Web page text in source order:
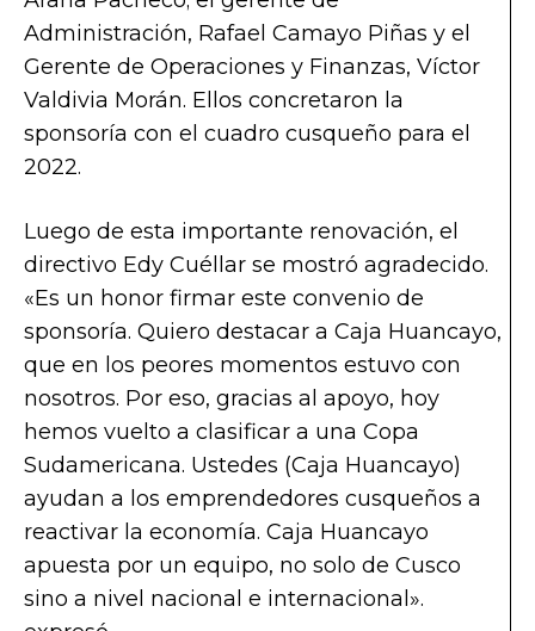
Administración, Rafael Camayo Piñas y el
Gerente de Operaciones y Finanzas, Víctor
Valdivia Morán. Ellos concretaron la
sponsoría con el cuadro cusqueño para el
2022.
Luego de esta importante renovación, el
directivo Edy Cuéllar se mostró agradecido.
«Es un honor firmar este convenio de
sponsoría. Quiero destacar a Caja Huancayo,
que en los peores momentos estuvo con
nosotros. Por eso, gracias al apoyo, hoy
hemos vuelto a clasificar a una Copa
Sudamericana. Ustedes (Caja Huancayo)
ayudan a los emprendedores cusqueños a
reactivar la economía. Caja Huancayo
apuesta por un equipo, no solo de Cusco
sino a nivel nacional e internacional».